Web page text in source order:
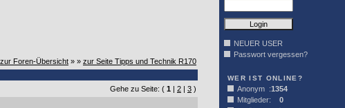
zur Foren-Übersicht » » zur Seite Tipps und Technik R170
Gehe zu Seite: ( 1 | 2 | 3 )
NEUER USER
Passwort vergessen?
WER IST ONLINE?
Anonym :1354
Mitglieder: 0